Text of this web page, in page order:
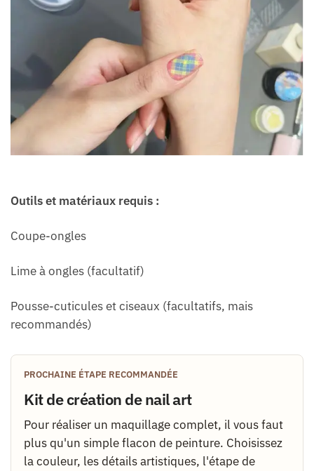
Outils et matériaux requis :
Coupe-ongles
Lime à ongles (facultatif)
Pousse-cuticules et ciseaux (facultatifs, mais
recommandés)
PROCHAINE ÉTAPE RECOMMANDÉE
Kit de création de nail art
Pour réaliser un maquillage complet, il vous faut
plus qu'un simple flacon de peinture. Choisissez
la couleur, les détails artistiques, l'étape de